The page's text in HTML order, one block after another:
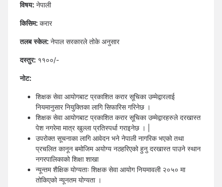
विषय: नेपाली
किसिम: करार
तलब स्केल: नेपाल सरकारले तोके अनुसार
दस्तुर: ११००/-
नोट:
शिक्षक सेवा आयोगबाट प्रकाशित करार सूचिका उम्मेद्वारलाई
नियमानुसार नियुक्तिका लागि सिफारिस गरिनेछ ।
शिक्षक सेवा आयोगबाट प्रकाशित करार सूचिका उम्मेद्वारहरुले दरखास्त
पेश नगरेमा मात्र खुल्ला प्रतिस्पर्धा गराइनेछ । |
उपरोक्त सूचनाका लागि आवेदन भने नेपाली नागरिक भएको तथा
प्रचलित कानून बमोजिम अयोग्य नठहरिएको हुनु दरखास्त पाउने स्थान
नगरपालिकाको शिक्षा शाखा
न्यून्तम शैक्षिक योग्यताः शिक्षक सेवा आयोग नियमावली २०५० मा
तोकिएको न्यूनतम योग्यता ।